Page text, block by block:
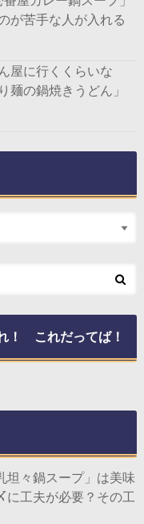
が苦手な人が入れる
屋に行くくらいな
麺の鍋焼きうどん」
！ これだってば！
坦々鍋スープ」は美味
に工夫が必要？その工